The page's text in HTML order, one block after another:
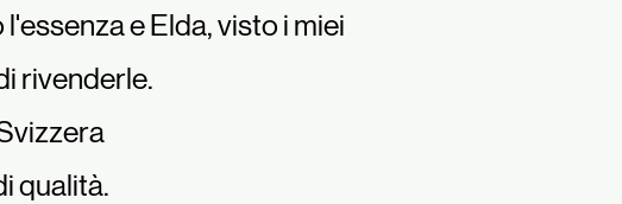
e Elda, visto i miei
rivenderle.
qualità.